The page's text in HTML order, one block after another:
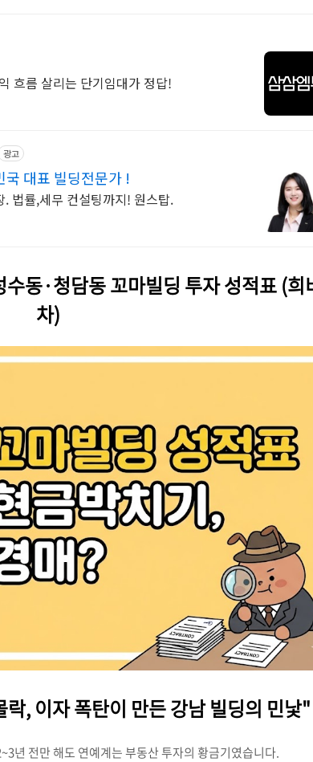
흐름 살리는 단기임대가 정답!
광고
대표 빌딩전문가 !
법률,세무 컨설팅까지! 원스탑.
동·청담동 꼬마빌딩 투자 성적표 (희
차)
, 이자 폭탄이 만든 강남 빌딩의 민낯"
년 전만 해도 연예계는 부동산 투자의 황금기였습니다.